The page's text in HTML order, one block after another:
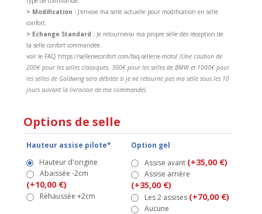
Options de selle
Hauteur assise pilote*
Hauteur d'origine
Abaissée -2cm
(+10,00 €)
Réhaussée +2cm
Option gel
Assise avant (+35,00 €)
Assise arrière
(+35,00 €)
Les 2 assises (+70,00 €)
Aucune
> Modification : J'envoie ma selle actuelle pour modification en selle
confort.
> Echange Standard :Je retournerai ma propre selle dès réception de
la selle confort commandée.
voir le FAQ https://sellerieconfort.com/faq-sellerie-moto/ (Une caution de
200€ pour les selles classiques, 300€ pour les selles de BMW et 1000€ pour
les selles de Goldwing sera débitée si je ne retourne pas ma selle sous les 10
jours suivant la livraison de ma commande).